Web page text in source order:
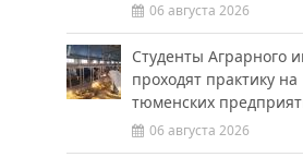
06 августа 2026
Студенты Аграрного
проходят практику на
тюменских
06 августа 2026